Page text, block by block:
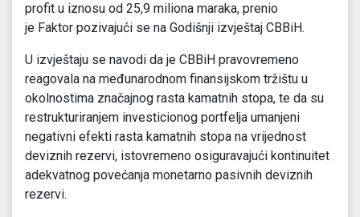
profit u iznosu od 25,9 miliona maraka, prenio
je Faktor pozivajući se na Godišnji izvještaj CBBiH.
U izvještaju se navodi da je CBBiH pravovremeno
reagovala na međunarodnom finansijskom tržištu u
okolnostima značajnog rasta kamatnih stopa, te da su
restrukturiranjem investicionog portfelja umanjeni
negativni efekti rasta kamatnih stopa na vrijednost
deviznih rezervi, istovremeno osiguravajući kontinuitet
adekvatnog povećanja monetarno pasivnih deviznih
rezervi.